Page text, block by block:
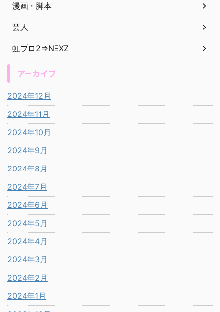
漫画・脚本
芸人
虹プロ2⇒NEXZ
アーカイブ
2024年12月
2024年11月
2024年10月
2024年9月
2024年8月
2024年7月
2024年6月
2024年5月
2024年4月
2024年3月
2024年2月
2024年1月